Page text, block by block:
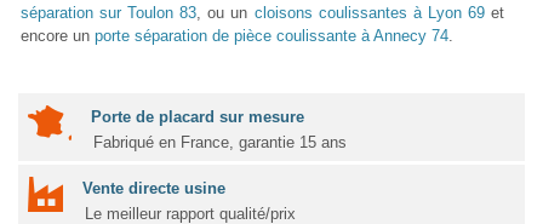
séparation sur Toulon 83 , ou un cloisons coulissantes à Lyon 69et
encore un porte séparation de pièce coulissante à Annecy 74
Porte de placard sur mesure
Fabriqué en France, garantie 15 ans
Vente directe usine
Le meilleur rapport qualité/prix